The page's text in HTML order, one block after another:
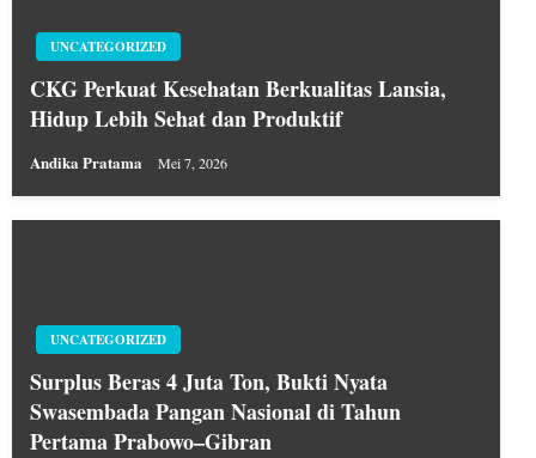
UNCATEGORIZED
CKG Perkuat Kesehatan Berkualitas Lansia,
Hidup Lebih Sehat dan Produktif
Andika Pratama Mei 7, 2026
UNCATEGORIZED
Surplus Beras 4 Juta Ton, Bukti Nyata
Swasembada Pangan Nasional di Tahun
Pertama Prabowo–Gibran